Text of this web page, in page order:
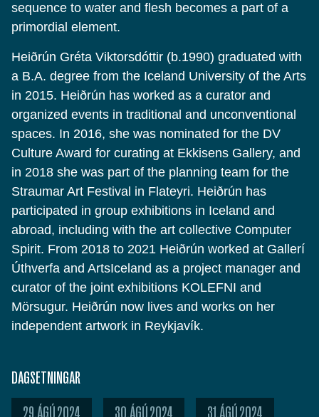
sequence to water and flesh becomes a part of a
primordial element.
Heiðrún Gréta Viktorsdóttir (b.1990) graduated with
a B.A. degree from the Iceland University of the Arts
in 2015. Heiðrún has worked as a curator and
organized events in traditional and unconventional
spaces. In 2016, she was nominated for the DV
Culture Award for curating at Ekkisens Gallery, and
in 2018 she was part of the planning team for the
Straumar Art Festival in Flateyri. Heiðrún has
participated in group exhibitions in Iceland and
abroad, including with the art collective Computer
Spirit. From 2018 to 2021 Heiðrún worked at Gallerí
Úthverfa and ArtsIceland as a project manager and
curator of the joint exhibitions KOLEFNI and
Mörsugur. Heiðrún now lives and works on her
independent artwork in Reykjavík.
DAGSETNINGAR
29.ÁGÚ 2024
30.ÁGÚ 2024 31.ÁGÚ 2024